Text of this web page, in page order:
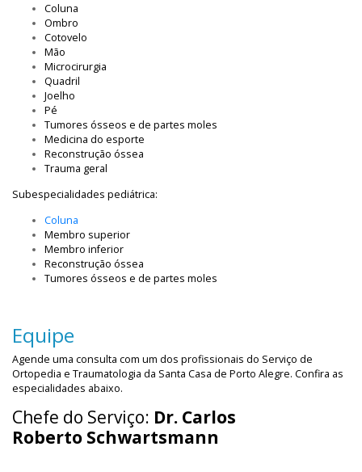
Coluna
Ombro
Cotovelo
Mão
Microcirurgia
Quadril
Joelho
Pé
Tumores ósseos e de partes moles
Medicina do esporte
Reconstrução óssea
Trauma geral
Subespecialidades pediátrica:
Coluna
Membro superior
Membro inferior
Reconstrução óssea
Tumores ósseos e de partes moles
Equipe
Agende uma consulta com um dos profissionais do Serviço de
Ortopedia e Traumatologia da Santa Casa de Porto Alegre. Confira as
especialidades abaixo.
Chefe do Serviço: Dr. Carlos
Roberto Schwartsmann